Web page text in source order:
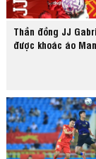
Thần đồng JJ
được khoác áo